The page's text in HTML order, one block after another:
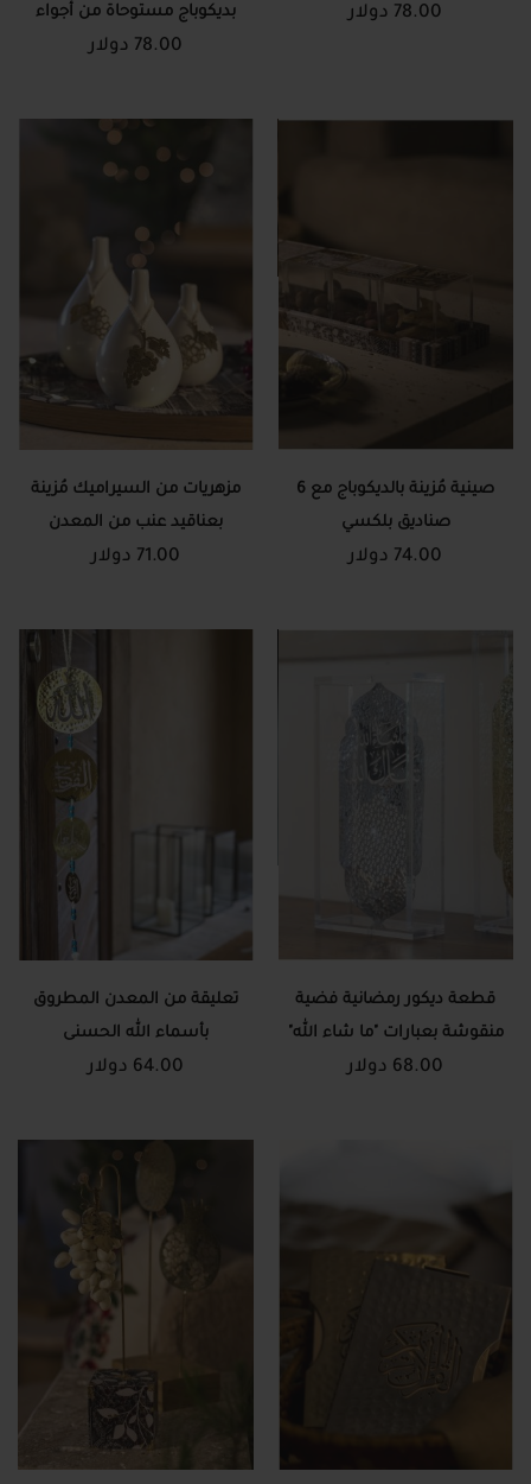
78.00 دولار
بديكوباج مستوحاة من أجواء
الميلاد78.00 دولار
صينية مُزينة بالديكوباج مع 6
صناديق بلكسي
74.00 دولار
مزهريات من السيراميك مُزينة
بعناقيد عنب من المعدن
المطروق: طقم من 3
71.00 دولار
قطعة ديكور رمضانية فضية
منقوشة بعبارات "ما شاء الله"
و"تبارك الله"
68.00 دولار
تعليقة من المعدن المطروق
بأسماء الله الحسنى
64.00 دولار